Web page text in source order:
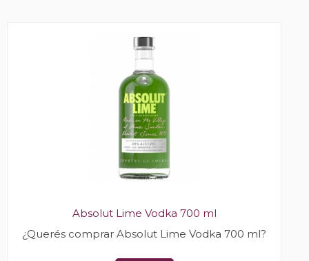
Absolut Lime Vodka 700 ml
¿Querés comprar Absolut Lime Vodka 700 ml?